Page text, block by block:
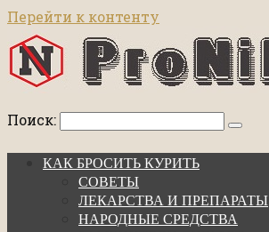
Перейти к контенту
Поиск:
КАК БРОСИТЬ КУРИТЬ
СОВЕТЫ
ЛЕКАРСТВА И ПРЕПАРАТЫ
НАРОДНЫЕ СРЕДСТВА